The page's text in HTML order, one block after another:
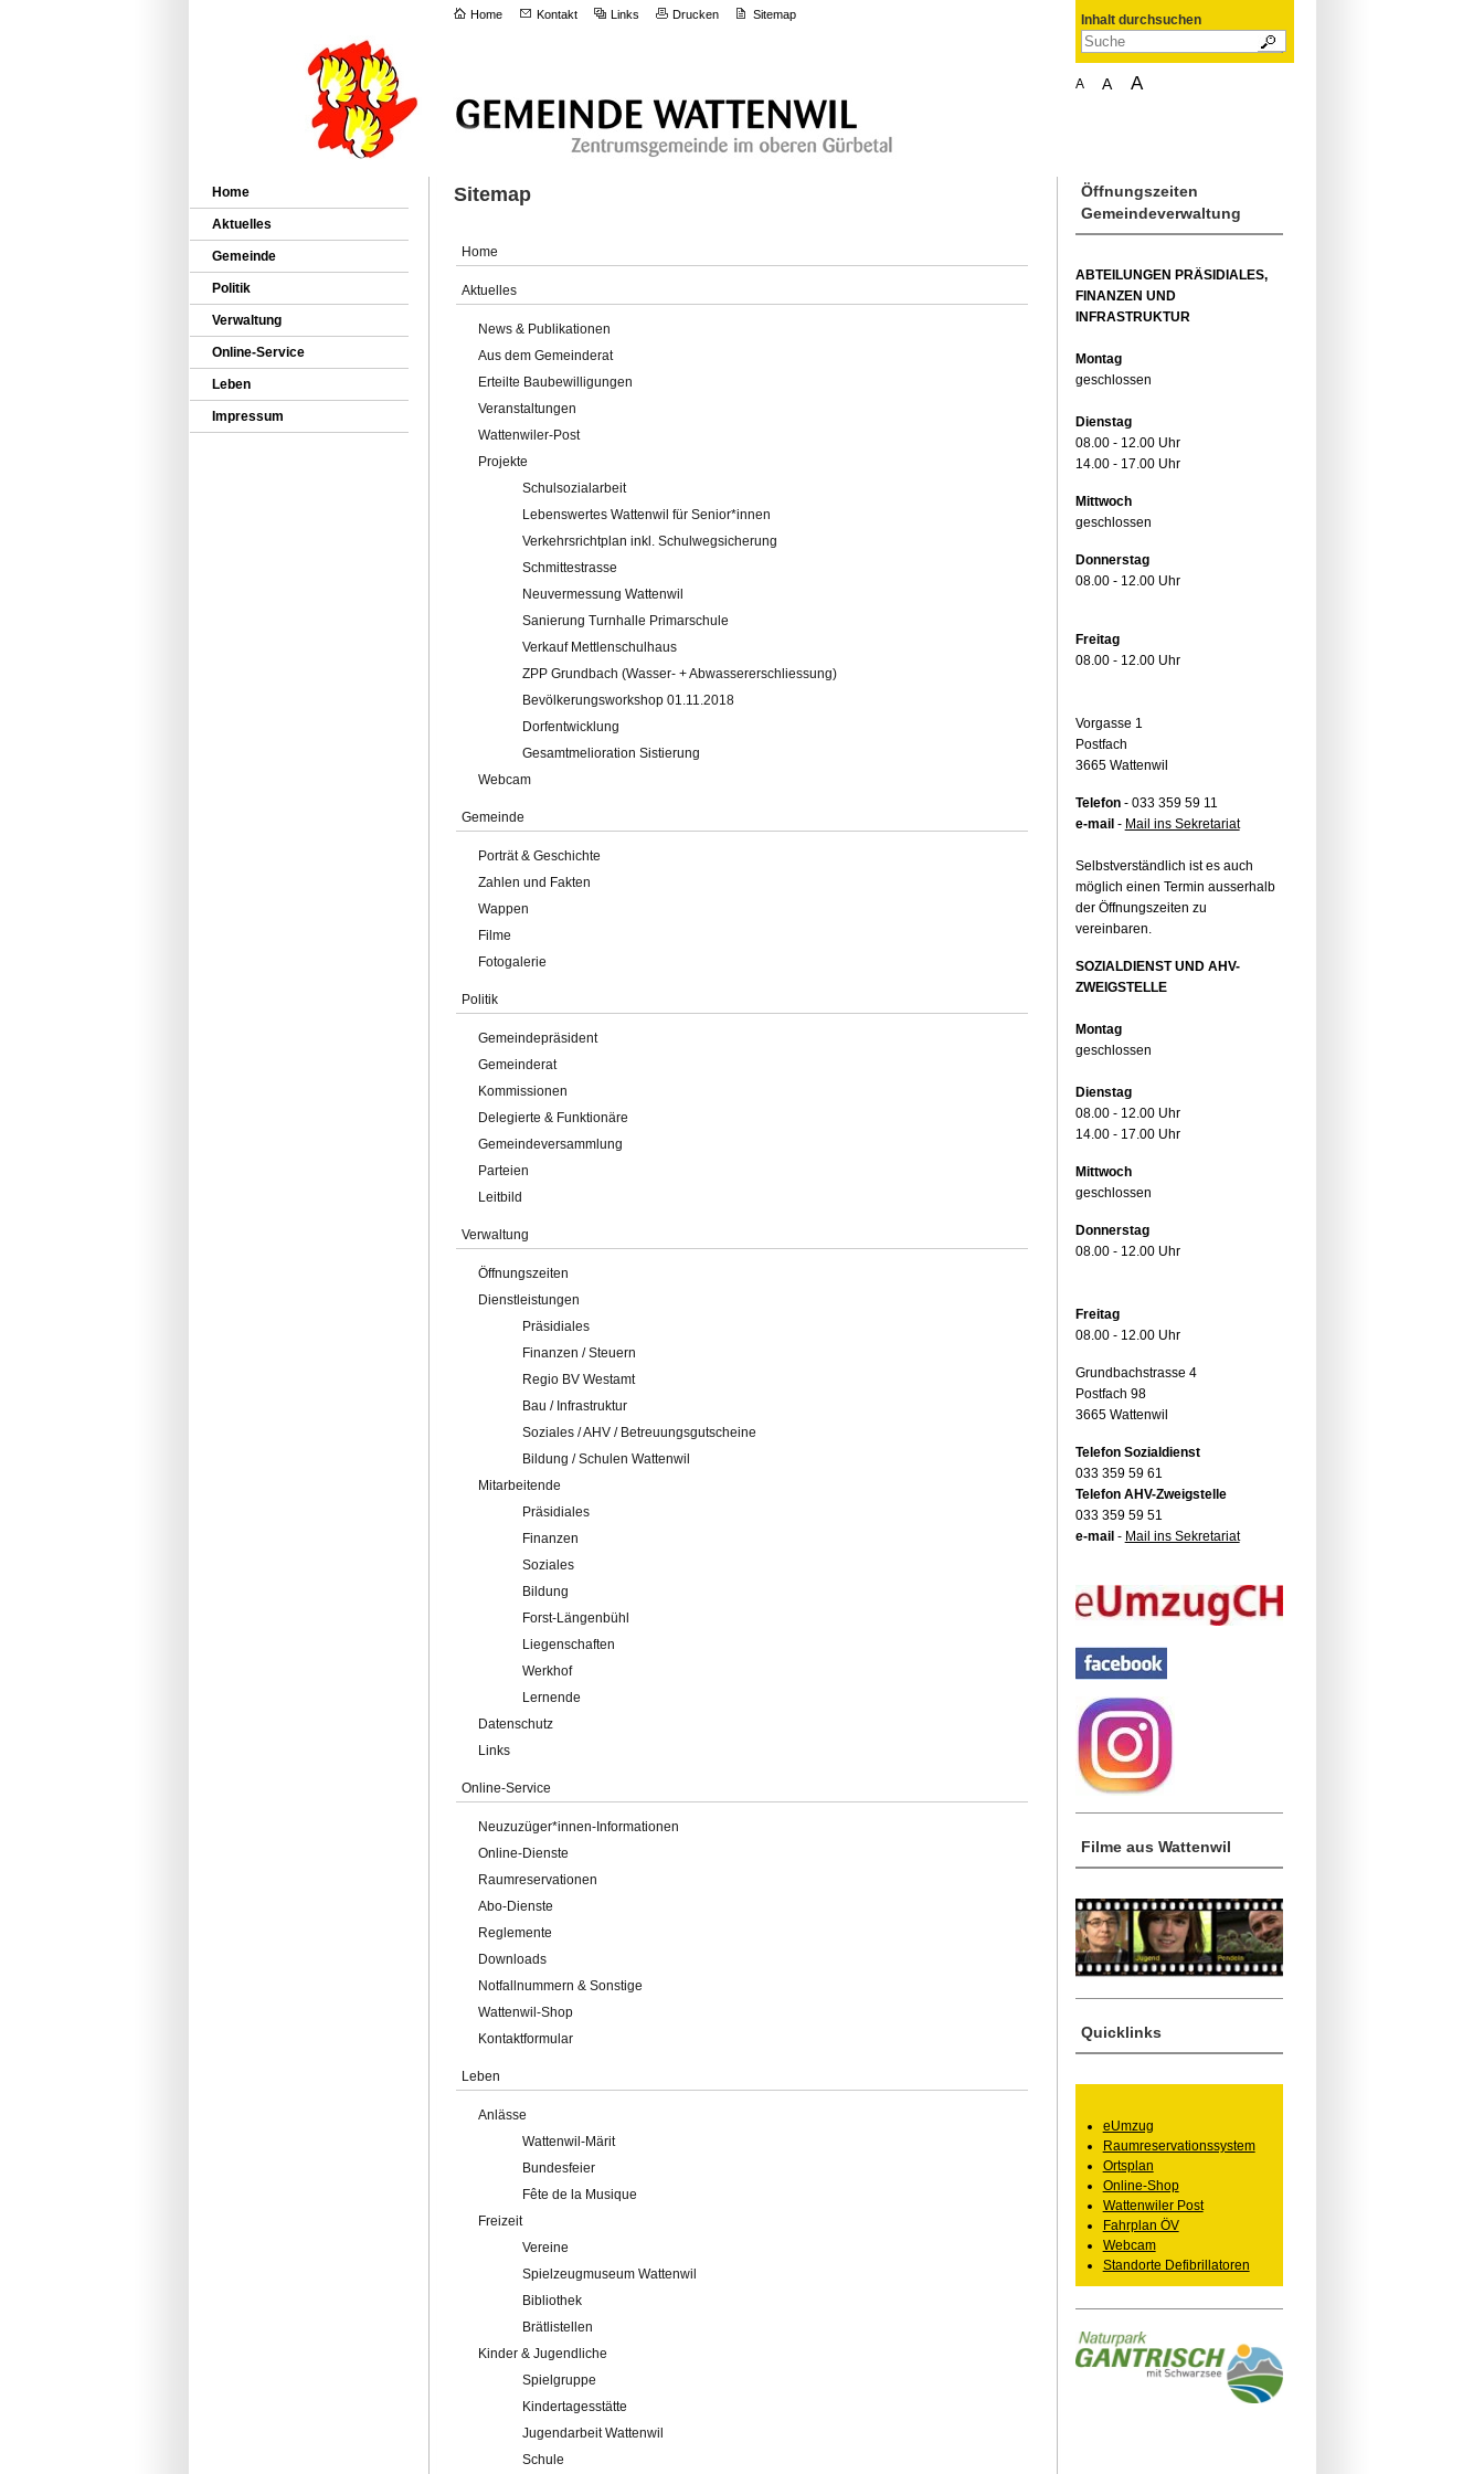
Home Kontakt Links Drucken Sitemap Inhalt durchsuchen
A A A
Home
Aktuelles
Gemeinde
Politik
Verwaltung
Online-Service
Leben
Impressum
Sitemap
Home
Aktuelles
News & Publikationen
Aus dem Gemeinderat
Erteilte Baubewilligungen
Veranstaltungen
Wattenwiler-Post
Projekte
Schulsozialarbeit
Lebenswertes Wattenwil für Senior*innen
Verkehrsrichtplan inkl. Schulwegsicherung
Schmittestrasse
Neuvermessung Wattenwil
Sanierung Turnhalle Primarschule
Verkauf Mettlenschulhaus
ZPP Grundbach (Wasser- + Abwassererschliessung)
Bevölkerungsworkshop 01.11.2018
Dorfentwicklung
Gesamtmelioration Sistierung
Webcam
Gemeinde
Porträt & Geschichte
Zahlen und Fakten
Wappen
Filme
Fotogalerie
Politik
Gemeindepräsident
Gemeinderat
Kommissionen
Delegierte & Funktionäre
Gemeindeversammlung
Parteien
Leitbild
Verwaltung
Öffnungszeiten
Dienstleistungen
Präsidiales
Finanzen / Steuern
Regio BV Westamt
Bau / Infrastruktur
Soziales / AHV / Betreuungsgutscheine
Bildung / Schulen Wattenwil
Mitarbeitende
Präsidiales
Finanzen
Soziales
Bildung
Forst-Längenbühl
Liegenschaften
Werkhof
Lernende
Datenschutz
Links
Online-Service
Neuzuzüger*innen-Informationen
Online-Dienste
Raumreservationen
Abo-Dienste
Reglemente
Downloads
Notfallnummern & Sonstige
Wattenwil-Shop
Kontaktformular
Leben
Anlässe
Wattenwil-Märit
Bundesfeier
Fête de la Musique
Freizeit
Vereine
Spielzeugmuseum Wattenwil
Bibliothek
Brätlistellen
Kinder & Jugendliche
Spielgruppe
Kindertagesstätte
Jugendarbeit Wattenwil
Schule
Öffnungszeiten
Gemeindeverwaltung
ABTEILUNGEN PRÄSIDIALES,
FINANZEN UND
INFRASTRUKTUR
Montag
geschlossen
Dienstag
08.00 - 12.00 Uhr
14.00 - 17.00 Uhr
Mittwoch
geschlossen
Donnerstag
08.00 - 12.00 Uhr
Freitag
08.00 - 12.00 Uhr
Vorgasse 1
Postfach
3665 Wattenwil
Telefon- 033 359 59 11
e-mail - Mail ins Sekretariat
Selbstverständlich ist es auch
möglich einen Termin ausserhalb
der Öffnungszeiten zu
vereinbaren.
SOZIALDIENST UND AHV-
ZWEIGSTELLE
Montag
geschlossen
Dienstag
08.00 - 12.00 Uhr
14.00 - 17.00 Uhr
Mittwoch
geschlossen
Donnerstag
08.00 - 12.00 Uhr
Freitag
08.00 - 12.00 Uhr
Grundbachstrasse 4
Postfach 98
3665 Wattenwil
Telefon Sozialdienst
033 359 59 61
Telefon AHV-Zweigstelle
033 359 59 51
e-mail - Mail ins Sekretariat
Filme aus Wattenwil
Quicklinks
eUmzug
Raumreservationssystem
Ortsplan
Online-Shop
Wattenwiler Post
Fahrplan ÖV
Webcam
Standorte Defibrillatoren